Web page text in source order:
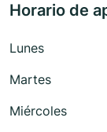
Horario de
Lunes
Martes
Miércoles